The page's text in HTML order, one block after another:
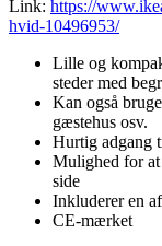
Link: https://
hvid-10496953/
Lille og
steder med
Kan også
gæstehus osv.
Hurtig adgang
Mulighed for at
side
Inkluderer en
CE-mærket